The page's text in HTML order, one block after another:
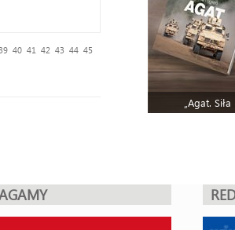
39 40 41 42 43 44 45
„Agat.